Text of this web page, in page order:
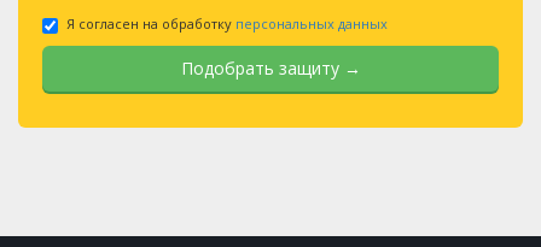
Я согласен на обработку персональных данных
Подобрать защиту →